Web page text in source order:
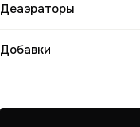
Деаэраторы
Добавки